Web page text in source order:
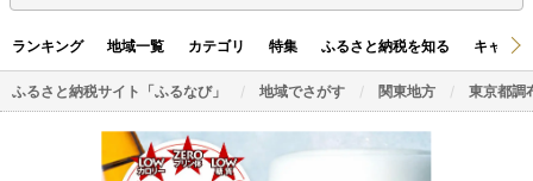
ランキング 地域一覧 カテゴリ 特集 ふるさと納税を知る キャン
ふるさと納税サイト「ふるなび」 地域でさがす 関東地方 東京都調